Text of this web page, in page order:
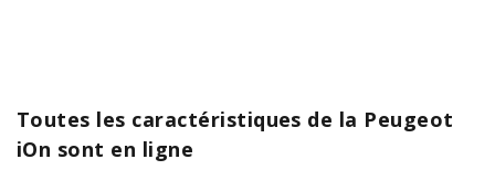
Toutes les caractéristiques de la Peugeot
iOn sont en ligne